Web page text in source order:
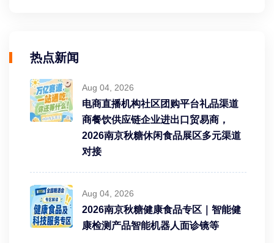
热点新闻
Aug 04, 2026
电商直播机构社区团购平台礼品渠道
商餐饮供应链企业进出口贸易商，
2026南京秋糖休闲食品展区多元渠道
对接
Aug 04, 2026
2026南京秋糖健康食品专区｜智能健
康检测产品智能机器人面诊镜等